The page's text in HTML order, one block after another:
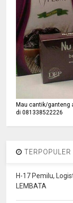
Mau cantik/ganteng
di 081338522226
TERPOPULER
H-17 Pemilu,
LEMBATA